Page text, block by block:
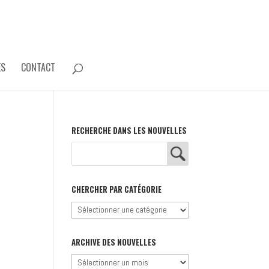
CONTACT
RECHERCHE DANS LES NOUVELLES
CHERCHER PAR CATÉGORIE
Chercher
catégorie
ARCHIVE DES NOUVELLES
Archive